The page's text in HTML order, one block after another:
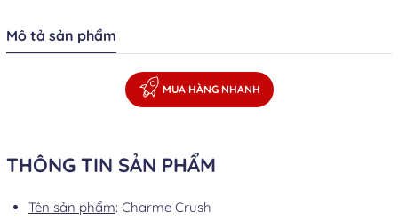
Mô tả sản phẩm
MUA HÀNG NHANH
THÔNG TIN SẢN PHẨM
Tên sản phẩm: Charme Crush